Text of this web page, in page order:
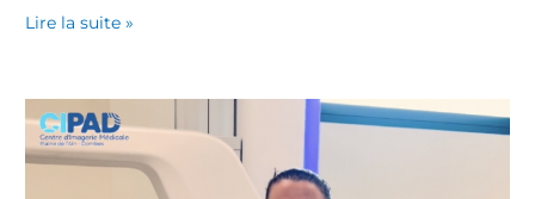
Lire la suite »
Le
métier
de
manipulateur.rice